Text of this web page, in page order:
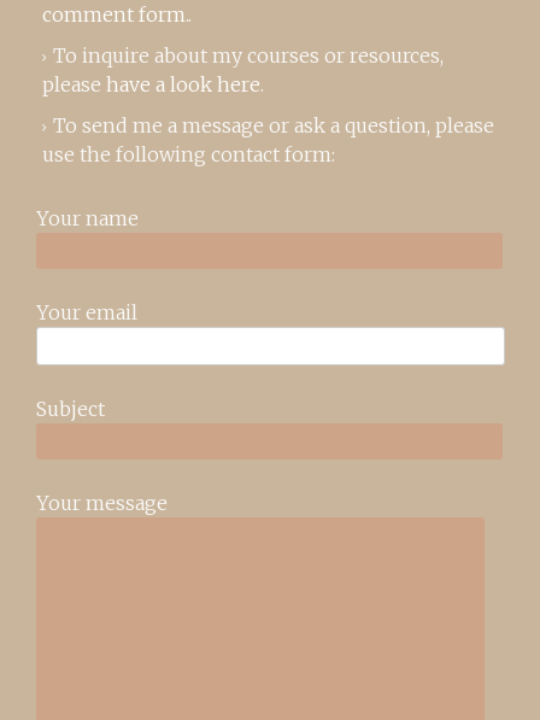
comment form..
To inquire about my courses or resources,
please have a look here.
To send me a message or ask a question, please
use the following contact form:
Your name
Your email
Subject
Your message